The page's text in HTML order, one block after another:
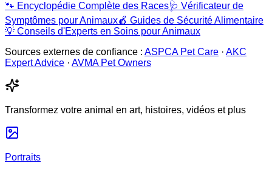
🐾 Encyclopédie Complète des Races🩺 Vérificateur de
Symptômes pour Animaux🍎 Guides de Sécurité Alimentaire
💡 Conseils d'Experts en Soins pour Animaux
Sources externes de confiance : ASPCA Pet Care · AKC
Expert Advice · AVMA Pet Owners
Transformez votre animal en art, histoires, vidéos et plus
Portraits